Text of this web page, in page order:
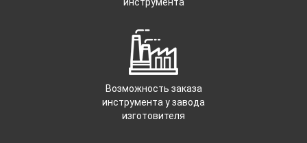
Возможность заказа
инструмента у завода
изготовителя